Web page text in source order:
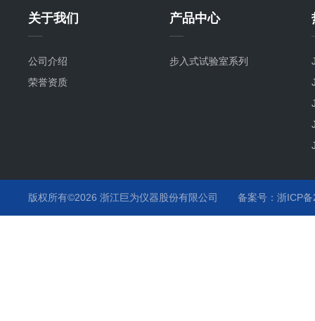
关于我们
公司介绍
荣誉资质
产品中心
步入式试验室系列
版权所有©2026 浙江巨为仪器股份有限公司 备案号：浙ICP